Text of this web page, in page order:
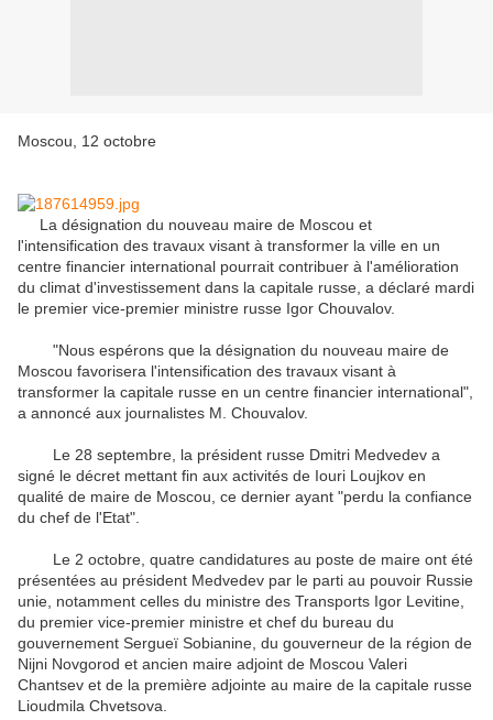
Moscou, 12 octobre
La désignation du nouveau maire de Moscou et
l'intensification des travaux visant à transformer la ville en un
centre financier international pourrait contribuer à l'amélioration
du climat d'investissement dans la capitale russe, a déclaré mardi
le premier vice-premier ministre russe Igor Chouvalov.
"Nous espérons que la désignation du nouveau maire de
Moscou favorisera l'intensification des travaux visant à
transformer la capitale russe en un centre financier international",
a annoncé aux journalistes M. Chouvalov.
Le 28 septembre, la président russe Dmitri Medvedev a
signé le décret mettant fin aux activités de Iouri Loujkov en
qualité de maire de Moscou, ce dernier ayant "perdu la confiance
du chef de l'Etat".
Le 2 octobre, quatre candidatures au poste de maire ont été
présentées au président Medvedev par le parti au pouvoir Russie
unie, notamment celles du ministre des Transports Igor Levitine,
du premier vice-premier ministre et chef du bureau du
gouvernement Sergueï Sobianine, du gouverneur de la région de
Nijni Novgorod et ancien maire adjoint de Moscou Valeri
Chantsev et de la première adjointe au maire de la capitale russe
Lioudmila Chvetsova.